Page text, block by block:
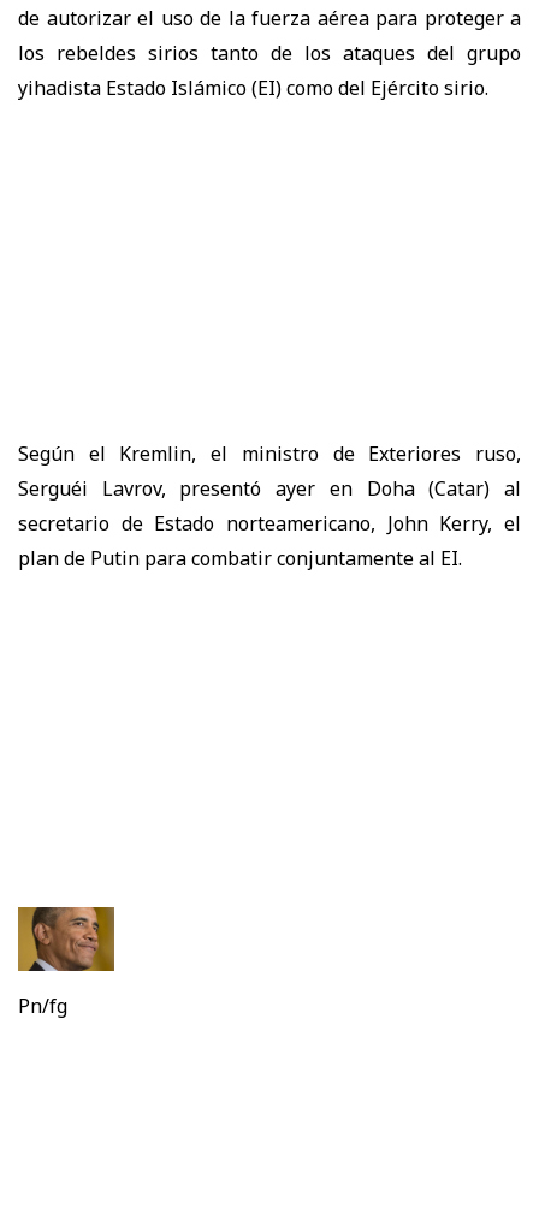
de autorizar el uso de la fuerza aérea para proteger a
los rebeldes sirios tanto de los ataques del grupo
yihadista Estado Islámico (EI) como del Ejército sirio.
Según el Kremlin, el ministro de Exteriores ruso,
Serguéi Lavrov, presentó ayer en Doha (Catar) al
secretario de Estado norteamericano, John Kerry, el
plan de Putin para combatir conjuntamente al EI.
Pn/fg